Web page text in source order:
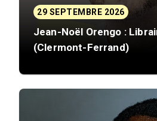
29 SEPTEMBRE 2026
Jean-Noël Orengo :
(Clermont-Ferrand)